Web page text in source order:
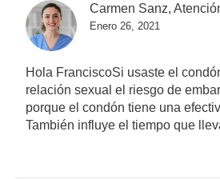
Carmen Sanz,
Enero 26, 2021
Hola FranciscoSi usaste el
relación sexual el riesgo de
porque el condón tiene una
También influye el tiempo que